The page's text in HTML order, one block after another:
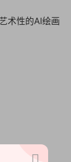
术性的AI绘画